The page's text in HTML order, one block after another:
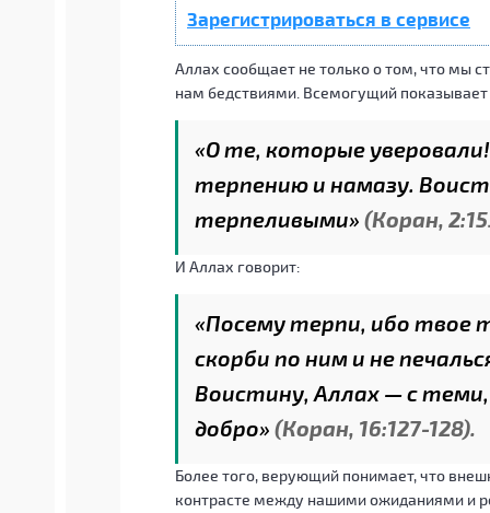
Зарегистрироваться в сервисе
Аллах сообщает не только о том, что мы
нам бедствиями. Всемогущий показывает
«О те, которые
терпению и намазу.
терпеливыми» (Коран,
И Аллах говорит:
«Посему терпи, ибо твое
скорби по ним и не
Воистину, Аллах — с
добро» (Коран, 16:127-128).
Более того, верующий понимает, что
контрасте между нашими ожиданиями и